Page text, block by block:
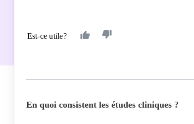
Est-ce utile?
En quoi consistent les études cliniques ?